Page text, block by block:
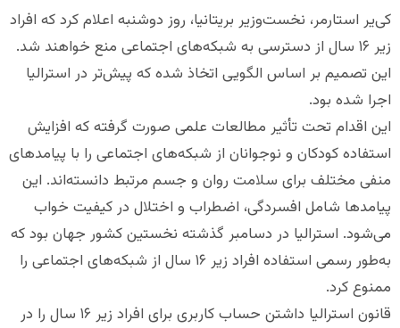
کی‌یر استارمر، نخست‌وزیر بریتانیا، روز دوشنبه اعلام کرد که افراد
زیر ۱۶ سال از دسترسی به شبکه‌های اجتماعی منع خواهند شد.
این تصمیم بر اساس الگویی اتخاذ شده که پیش‌تر در استرالیا
اجرا شده بود.
این اقدام تحت تأثیر مطالعات علمی صورت گرفته که افزایش
استفاده کودکان و نوجوانان از شبکه‌های اجتماعی را با پیامدهای
منفی مختلف برای سلامت روان و جسم مرتبط دانسته‌اند. این
پیامدها شامل افسردگی، اضطراب و اختلال در کیفیت خواب
می‌شود. استرالیا در دسامبر گذشته نخستین کشور جهان بود که
به‌طور رسمی استفاده افراد زیر ۱۶ سال از شبکه‌های اجتماعی را
ممنوع کرد.
قانون استرالیا داشتن حساب کاربری برای افراد زیر ۱۶ سال را در